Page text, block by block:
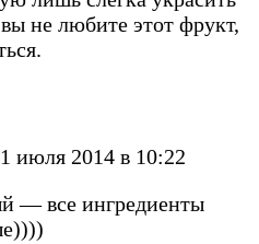
не любите этот фрукт,
июля 2014 в 10:22
— все ингредиенты